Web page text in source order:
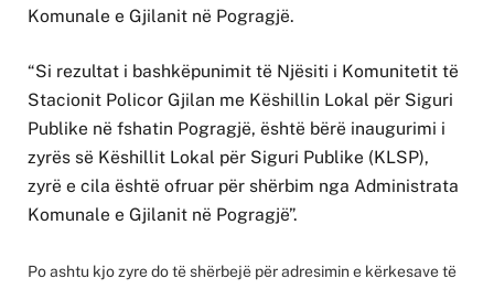
Komunale e Gjilanit në Pogragjë.
“Si rezultat i bashkëpunimit të Njësiti i Komunitetit të
Stacionit Policor Gjilan me Këshillin Lokal për Siguri
Publike në fshatin Pogragjë, është bërë inaugurimi i
zyrës së Këshillit Lokal për Siguri Publike (KLSP),
zyrë e cila është ofruar për shërbim nga Administrata
Komunale e Gjilanit në Pogragjë”.
Po ashtu kjo zyre do të shërbejë për adresimin e kërkesave të